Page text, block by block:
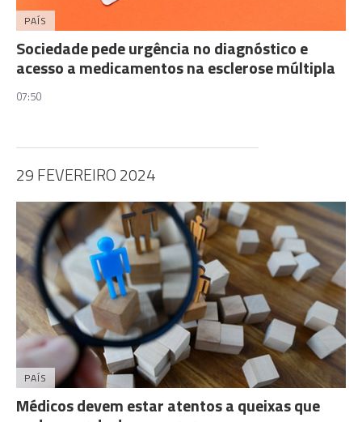
PAÍS
Sociedade pede urgência no diagnóstico e
acesso a medicamentos na esclerose múltipla
07:50
29 FEVEREIRO 2024
PAÍS
Médicos devem estar atentos a queixas que